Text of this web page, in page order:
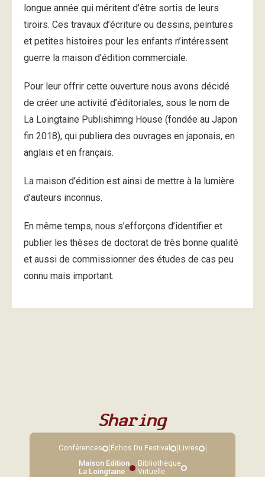
longue année qui méritent d’être sortis de leurs
tiroirs. Ces travaux d’écriture ou dessins, peintures
et petites histoires pour les enfants n’intéressent
guerre la maison d’édition commerciale.
Pour leur offrir cette ouverture nous avons décidé
de créer une activité d’éditoriales, sous le nom de
La Loingtaine Publishimng House (fondée au Japon
fin 2018), qui publiera des ouvrages en japonais, en
anglais et en français.
La maison d’édition est ainsi de mettre à la lumière
d’auteurs inconnus.
En même temps, nous s’efforçons d’identifier et
publier les thèses de doctorat de très bonne qualité
et aussi de commissionner des études de cas peu
connu mais important.
Sharing
Conférences | Échos Du Festival | Livres |
Maison Edition
La Loingtaine
|Bibliothèque
Virtuelle